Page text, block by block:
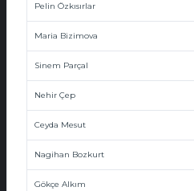
Pelin Özkısırlar
Maria Bizimova
Sinem Parçal
Nehir Çep
Ceyda Mesut
Nagihan Bozkurt
Gökçe Alkım